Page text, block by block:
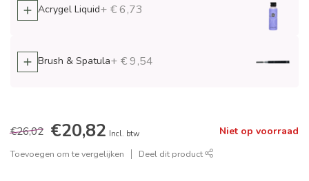
Acrygel Liquid+ € 6,73
Brush & Spatula+ € 9,54
€26,02 €20,82 Incl. btw Niet op voorraad
Toevoegen om te vergelijken Deel dit product